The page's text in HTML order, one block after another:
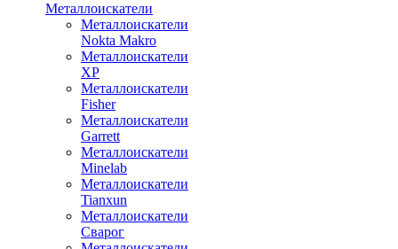
Металлоискатели
Металлоискатели
Nokta Makro
Металлоискатели
XP
Металлоискатели
Fisher
Металлоискатели
Garrett
Металлоискатели
Minelab
Металлоискатели
Tianxun
Металлоискатели
Сварог